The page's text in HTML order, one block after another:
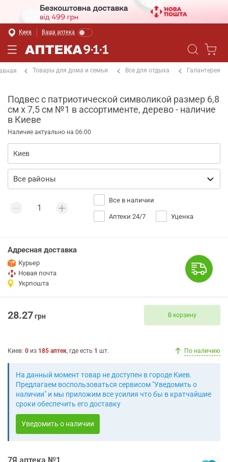
Киев Ваша аптека
Товары для дома и семьи Все для отдыха Галантерея
Подвес с патриотической символикой размер 6,8
см х 7,5 см №1 в ассортименте, дерево - наличие
в Киеве
Наличие актуально на 06:00
Все в наличии
Аптеки 24/7 Уценка
Адресная доставка
Курьер
Новая почта
Укрпошта
28.27грн В корзину
Киев: 0 из 185 аптек, где есть 1 шт. По наличию
На данный момент товар не доступен в городе Киев.
Предлагаем воспользоваться сервисом "Уведомить о
наличии" и мы приложим все усилия что бы в кратчайшие
сроки обеспечить его доставку
Уведомить о наличии